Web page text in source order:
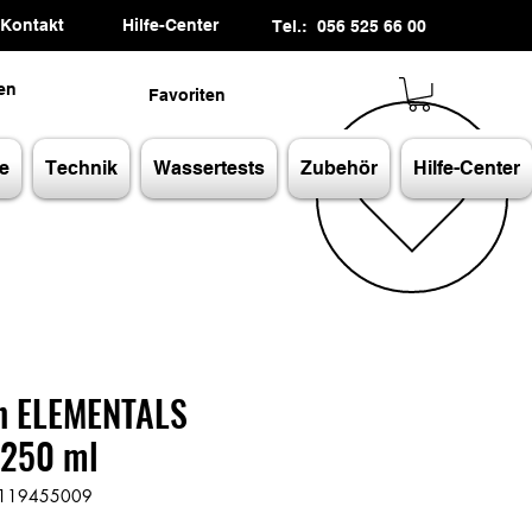
Kontakt Hilfe-Center Tel.: 056 525 66 00
Favoriten
Technik Wassertests Zubehör Hilfe-Center
ml